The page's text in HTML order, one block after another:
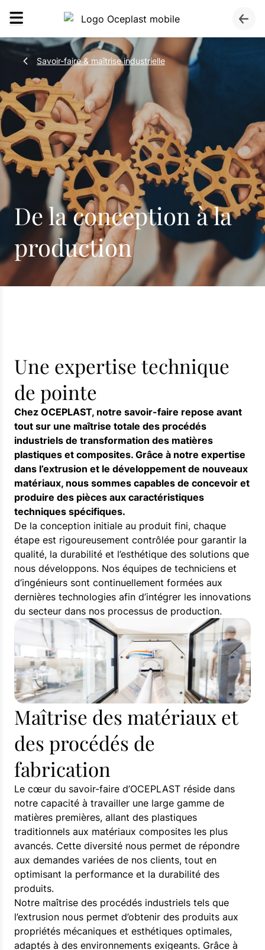
Savoir-faire & maîtrise industrielle
De la conception à la
production
Une expertise technique
de pointe
Chez OCEPLAST, notre savoir-faire repose avant
tout sur une maîtrise totale des procédés
industriels de transformation des matières
plastiques et composites. Grâce à notre expertise
dans l’extrusion et le développement de nouveaux
matériaux, nous sommes capables de concevoir et
produire des pièces aux caractéristiques
techniques spécifiques.
De la conception initiale au produit fini, chaque
étape est rigoureusement contrôlée pour garantir la
qualité, la durabilité et l’esthétique des solutions que
nous développons. Nos équipes de techniciens et
d’ingénieurs sont continuellement formées aux
dernières technologies afin d’intégrer les innovations
du secteur dans nos processus de production.
Maîtrise des matériaux et
des procédés de
fabrication
Le cœur du savoir-faire d’OCEPLAST réside dans
notre capacité à travailler une large gamme de
matières premières, allant des plastiques
traditionnels aux matériaux composites les plus
avancés. Cette diversité nous permet de répondre
aux demandes variées de nos clients, tout en
optimisant la performance et la durabilité des
produits.
Notre maîtrise des procédés industriels tels que
l’extrusion nous permet d’obtenir des produits aux
propriétés mécaniques et esthétiques optimales,
adaptés à des environnements exigeants. Grâce à